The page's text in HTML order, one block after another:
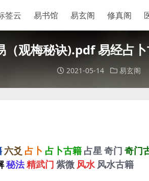
签云 易书馆 易玄阁 修真阁
（观梅秘诀).pdf 易经占
2021-05-14 易玄阁
六爻 占卜 占卜古籍 占星奇门 奇门
秘法精武门 紫微 风水 风水古籍